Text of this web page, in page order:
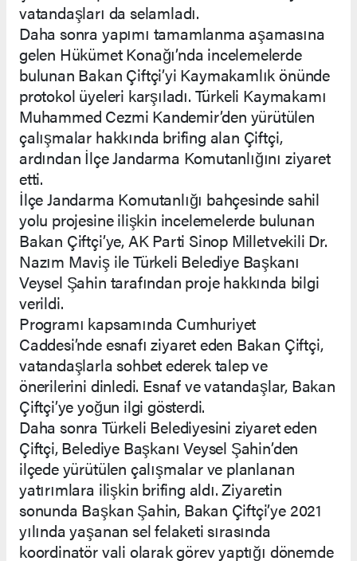
vatandaşları da selamladı.
Daha sonra yapımı tamamlanma aşamasına
gelen Hükümet Konağı’nda incelemelerde
bulunan Bakan Çiftçi’yi Kaymakamlık önünde
protokol üyeleri karşıladı. Türkeli Kaymakamı
Muhammed Cezmi Kandemir’den yürütülen
çalışmalar hakkında brifing alan Çiftçi,
ardından İlçe Jandarma Komutanlığını ziyaret
etti.
İlçe Jandarma Komutanlığı bahçesinde sahil
yolu projesine ilişkin incelemelerde bulunan
Bakan Çiftçi’ye, AK Parti Sinop Milletvekili Dr.
Nazım Maviş ile Türkeli Belediye Başkanı
Veysel Şahin tarafından proje hakkında bilgi
verildi.
Programı kapsamında Cumhuriyet
Caddesi’nde esnafı ziyaret eden Bakan Çiftçi,
vatandaşlarla sohbet ederek talep ve
önerilerini dinledi. Esnaf ve vatandaşlar, Bakan
Çiftçi’ye yoğun ilgi gösterdi.
Daha sonra Türkeli Belediyesini ziyaret eden
Çiftçi, Belediye Başkanı Veysel Şahin’den
ilçede yürütülen çalışmalar ve planlanan
yatırımlara ilişkin brifing aldı. Ziyaretin
sonunda Başkan Şahin, Bakan Çiftçi’ye 2021
yılında yaşanan sel felaketi sırasında
koordinatör vali olarak görev yaptığı dönemde